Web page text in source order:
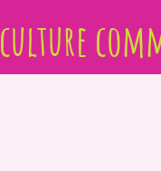
culture